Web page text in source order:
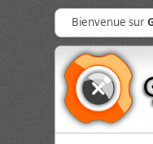
Bienvenue sur